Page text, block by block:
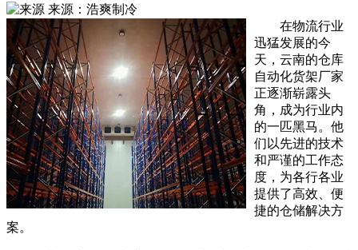
来源：浩爽制冷
在物流行业
迅猛发展的今
天，云南的仓库
自动化货架厂家
正逐渐崭露头
角，成为行业内
的一匹黑马。他
们以先进的技术
和严谨的工作态
度，为各行各业
提供了高效、便
捷的仓储解决方
案。